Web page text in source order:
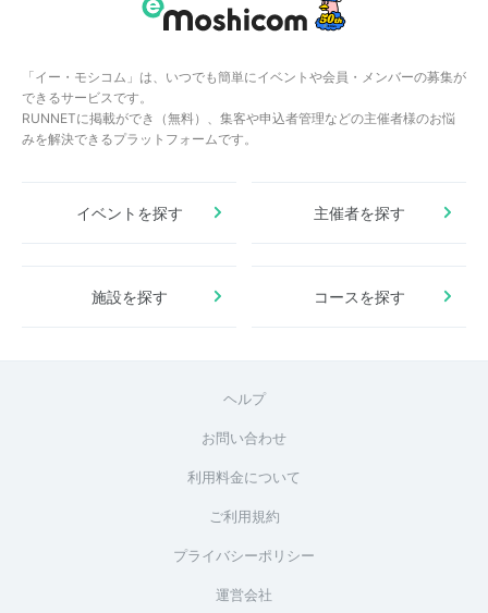
「イー・モシコム」は、いつでも簡単にイベントや会員・メンバーの募集が
できるサービスです。
RUNNETに掲載ができ（無料）、集客や申込者管理などの主催者様のお悩
みを解決できるプラットフォームです。
イベントを探す 主催者を探す
施設を探す コースを探す
ヘルプ
お問い合わせ
利用料金について
ご利用規約
プライバシーポリシー
運営会社